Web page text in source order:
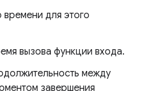
для этого
вызова функции входа.
между
завершения